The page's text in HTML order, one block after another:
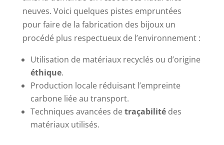
neuves. Voici quelques pistes empruntées
pour faire de la fabrication des bijoux un
procédé plus respectueux de l’environnement :
Utilisation de matériaux recyclés ou d’origine
éthique.
Production locale réduisant l’empreinte
carbone liée au transport.
Techniques avancées detraçabilitédes
matériaux utilisés.